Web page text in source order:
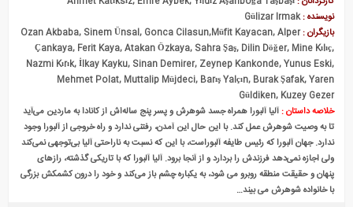
نویسنده :Gülizar Irmak
بازیگران :Ozan Akbaba, Sinem Ünsal, Gonca Cilasun,Müfit Kayacan, Alper
Çankaya, Ferit Kaya, Atakan Özkaya, Sahra Şaş, Dilin Döğer, Mine Kılıç,
Nazmi Kırık, İlkay Kayku, Sinan Demirer, Zeynep Kankonde, Yunus Eski,
Mehmet Polat, Muttalip Müjdeci, Barış Yalçın, Burak Şafak, Yaren
Güldiken, Kuzey Gezer
خلاصه داستان :آلیا آلبورا همراه جسد شوهرش و پسر پنج ساله‌اش از کانادا به ماردین می‌آید
تا به وصیت شوهرش عمل کند. با این حال این آمدن، رفتنی ندارد و راه خروجی از آلبورا وجود
ندارد. جهان آلبورا که رئيس طایفه آلبوراست، با این که نسبت به ناراحتی آلیا بی‌توجهی نمی‌کند
ولی اجازه نمی‌دهد فرزندش را بردارد و از آنجا برود. آلیا آلبورا که با تاریکی گذشته، رازهای
پنهان و حقیقت منطقه روبرو می شود، به یکباره چشم باز می‌کند و خود را درون کشمکش بزرگی
با خانواده شوهرش می بیند…